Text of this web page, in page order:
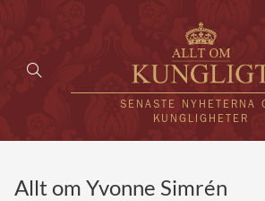
SENASTE NYHETERNA
KUNGLIGHETER
Allt om Yvonne Simrén